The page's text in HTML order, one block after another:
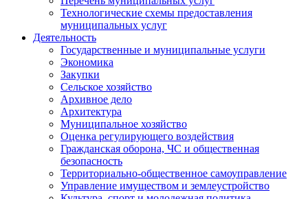
Технологические схемы предоставления
муниципальных услуг
Деятельность
Государственные и муниципальные услуги
Экономика
Закупки
Сельское хозяйство
Архивное дело
Архитектура
Муниципальное хозяйство
Оценка регулирующего воздействия
Гражданская оборона, ЧС и общественная
безопасность
Территориально-общественное самоуправление
Управление имуществом и землеустройство